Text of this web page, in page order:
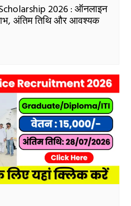
2026 : ऑनलाइन
अंतिम तिथि और आवश्यक